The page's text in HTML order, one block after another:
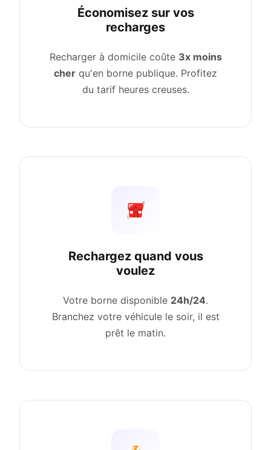
Économisez sur vos
recharges
Recharger à domicile coûte 3x moins
cher qu'en borne publique. Profitez
du tarif heures creuses.
Rechargez quand vous
voulez
Votre borne disponible 24h/24.
Branchez votre véhicule le soir, il est
prêt le matin.